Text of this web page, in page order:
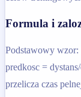
Formula i
Podstawowy wzor:
predkosc =
przelicza czas